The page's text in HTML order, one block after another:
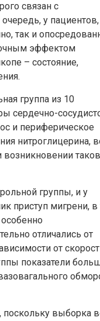
связан с
у пациентов,
так и
эффектом
– состояние,
группа из 10
сердечно-
и периферическое
нитроглицерина,
возникновении
группы, и у
приступ мигрени, в
отличались от
от
показатели
поскольку выборка